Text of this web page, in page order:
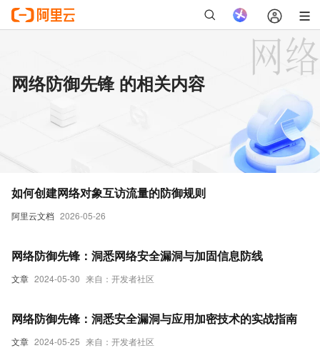
网络防御先锋 的相关内容
阿里云文档 2026-05-26
如何创建网络对象互访流量的防御规则
文章 2024-05-30 来自：开发者社区
网络防御先锋：洞悉网络安全漏洞与加固信息防线
文章 2024-05-25 来自：开发者社区
网络防御先锋：洞悉安全漏洞与应用加密技术的实战指南